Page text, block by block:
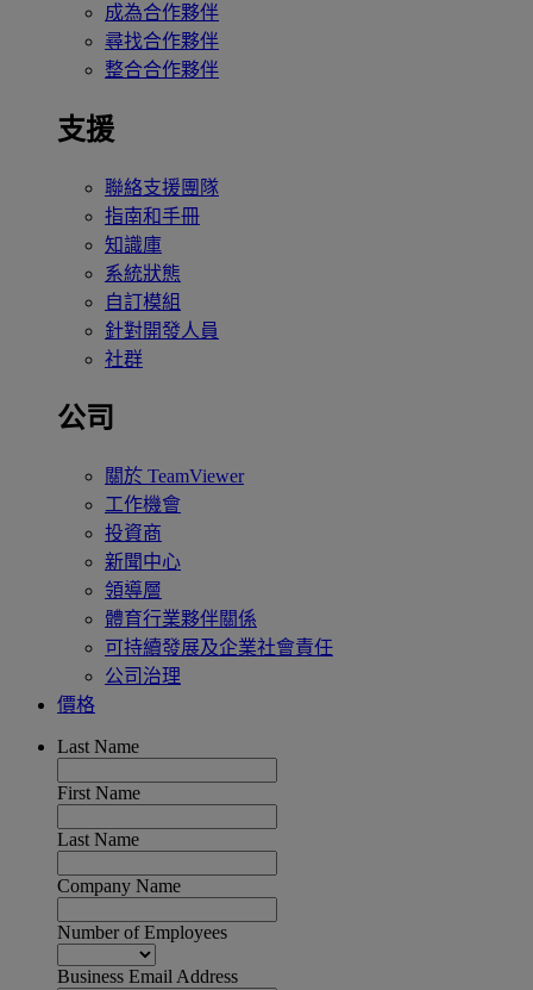
成為合作夥伴
尋找合作夥伴
整合合作夥伴
支援
聯絡支援團隊
指南和手冊
知識庫
系統狀態
自訂模組
針對開發人員
社群
公司
關於 TeamViewer
工作機會
投資商
新聞中心
領導層
體育行業夥伴關係
可持續發展及企業社會責任
公司治理
價格
Last Name
First Name
Last Name
Company Name
Number of Employees
Business Email Address